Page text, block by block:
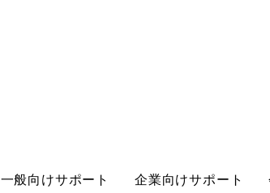
一般向けサポート 企業向けサポート